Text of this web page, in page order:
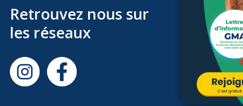
Retrouvez nous sur
les réseaux